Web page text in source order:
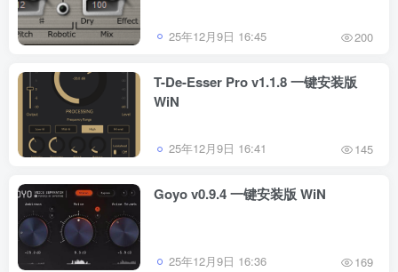
25年12月9日 16:45 200
T-De-Esser Pro v1.1.8 一键安装版
WiN
25年12月9日 16:41 145
Goyo v0.9.4 一键安装版 WiN
25年12月9日 16:36 169